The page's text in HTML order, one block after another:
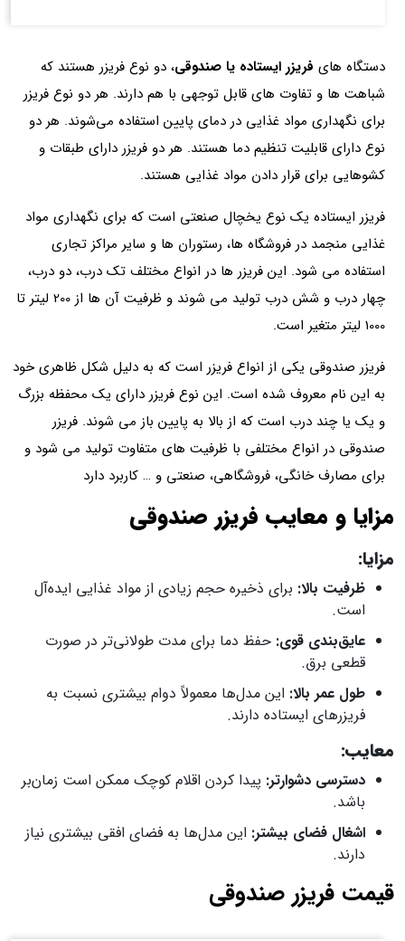
دستگاه های فریزر ایستاده یا صندوقی، دو نوع فریزر هستند که
شباهت ها و تفاوت های قابل توجهی با هم دارند. هر دو نوع فریزر
برای نگهداری مواد غذایی در دمای پایین استفاده می‌شوند. هر دو
نوع دارای قابلیت تنظیم دما هستند. هر دو فریزر دارای طبقات و
کشوهایی برای قرار دادن مواد غذایی هستند.
فریزر ایستاده یک نوع یخچال صنعتی است که برای نگهداری مواد
غذایی منجمد در فروشگاه ها، رستوران ها و سایر مراکز تجاری
استفاده می شود. این فریزر ها در انواع مختلف تک درب، دو درب،
چهار درب و شش درب تولید می شوند و ظرفیت آن ها از 200 لیتر تا
1000 لیتر متغیر است.
فریزر صندوقی یکی از انواع فریزر است که به دلیل شکل ظاهری خود
به این نام معروف شده است. این نوع فریزر دارای یک محفظه بزرگ
و یک یا چند درب است که از بالا به پایین باز می شوند. فریزر
صندوقی در انواع مختلفی با ظرفیت های متفاوت تولید می شود و
برای مصارف خانگی، فروشگاهی، صنعتی و … کاربرد دارد
مزایا و معایب فریزر صندوقی
مزایا:
ظرفیت بالا: برای ذخیره حجم زیادی از مواد غذایی ایده‌آل
است.
عایق‌بندی قوی: حفظ دما برای مدت طولانی‌تر در صورت
قطعی برق.
طول عمر بالا: این مدل‌ها معمولاً دوام بیشتری نسبت به
فریزرهای ایستاده دارند.
معایب:
دسترسی دشوارتر: پیدا کردن اقلام کوچک ممکن است زمان‌بر
باشد.
اشغال فضای بیشتر: این مدل‌ها به فضای افقی بیشتری نیاز
دارند.
قیمت فریزر صندوقی